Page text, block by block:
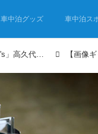
車中泊グッズ 車中泊ス
焚き火を愛して40年、焚き火台開発は20年。「笑's」高久代表の“焚火魂”インタビュー 倒産寸前から人気キャンプギアブランドへ 【画像